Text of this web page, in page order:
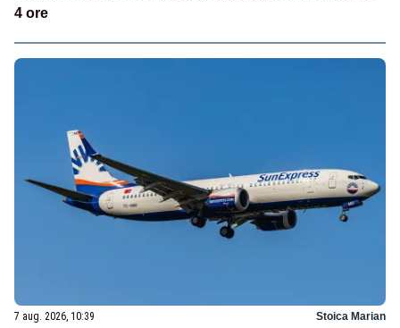
4 ore
7 aug. 2026, 10:39 Stoica Marian